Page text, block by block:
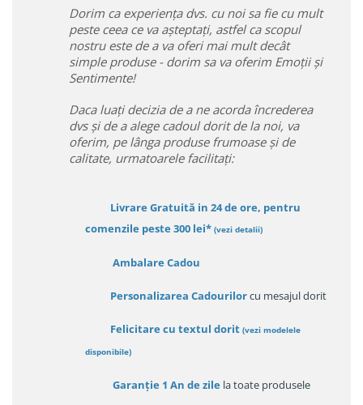
Dorim ca experiența dvs. cu noi sa fie cu mult
peste ceea ce va așteptați, astfel ca scopul
nostru este de a va oferi mai mult decât
simple produse - dorim sa va oferim Emoții și
Sentimente!
Daca luați decizia de a ne acorda încrederea
dvs și de a alege cadoul dorit de la noi, va
oferim, pe lânga produse frumoase și de
calitate, urmatoarele facilitați:
Livrare Gratuită in 24 de ore, pentru
comenzile peste 300 lei* (vezi detalii)
Ambalare Cadou
Personalizarea Cadourilorcu mesajul dorit
Felicitare cu textul dorit (vezi modelele
disponibile)
Garanție 1 An de zile la toate produsele